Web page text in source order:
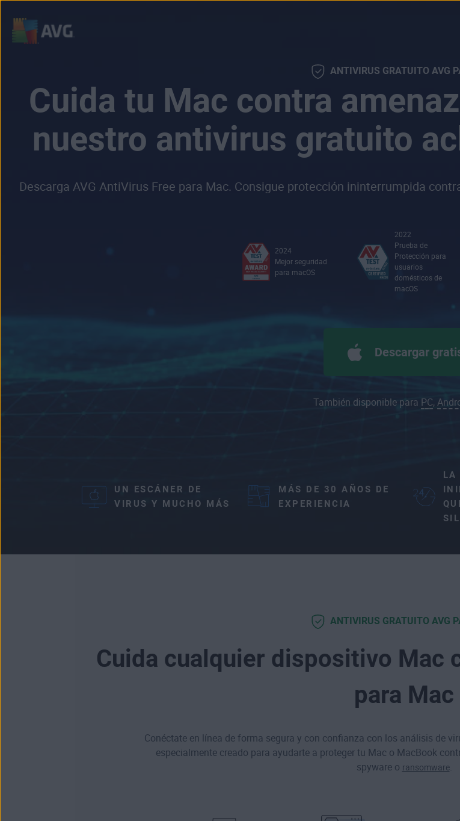
ANTIVIRUS GRATUITO AVG
Cuida tu Mac contra
nuestro antivirus gratuito
Descarga AVG AntiVirus Free para Mac. Consigue protección ininterrumpida
2024
Mejor seguridad
para macOS
2022
Prueba de
Protección para
usuarios
domésticos de
macOS
Descargar
También disponible para PC,
UN ESCÁNER DE
VIRUS Y MUCHO MÁS
MÁS DE 30 AÑOS DE
EXPERIENCIA
LA
ANTIVIRUS GRATUITO AVG
Cuida cualquier dispositivo Mac
para Mac
Conéctate en línea de forma segura y con confianza con los análisis de
especialmente creado para ayudarte a proteger tu Mac o MacBook
spywareo ransomware.